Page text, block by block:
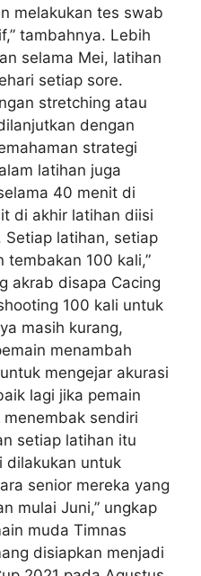
melakukan tes swab
tambahnya. Lebih
selama Mei, latihan
setiap sore.
stretching atau
dengan
strategi
latihan juga
40 menit di
di akhir latihan diisi
latihan, setiap
tembakan 100 kali,”
akrab disapa Cacing
100 kali untuk
masih kurang,
menambah
mengejar akurasi
lagi jika pemain
sendiri
setiap latihan itu
dilakukan untuk
senior mereka yang
mulai Juni,” ungkap
muda Timnas
disiapkan menjadi